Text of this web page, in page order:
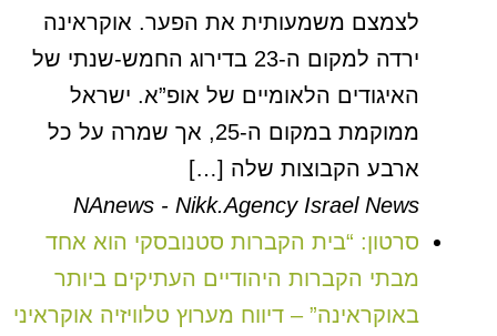
לצמצם משמעותית את הפער. אוקראינה
ירדה למקום ה-23 בדירוג החמש-שנתי של
האיגודים הלאומיים של אופ”א. ישראל
ממוקמת במקום ה-25, אך שמרה על כל
ארבע הקבוצות שלה […]
NAnews - Nikk.Agency Israel News
סרטון: “בית הקברות סטנובסקי הוא אחד
מבתי הקברות היהודיים העתיקים ביותר
באוקראינה” – דיווח מערוץ טלוויזיה אוקראיני